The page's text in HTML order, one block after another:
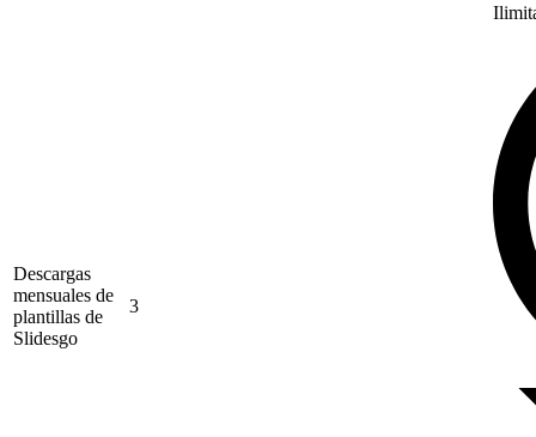
Descargas
mensuales de
plantillas de
Slidesgo
3